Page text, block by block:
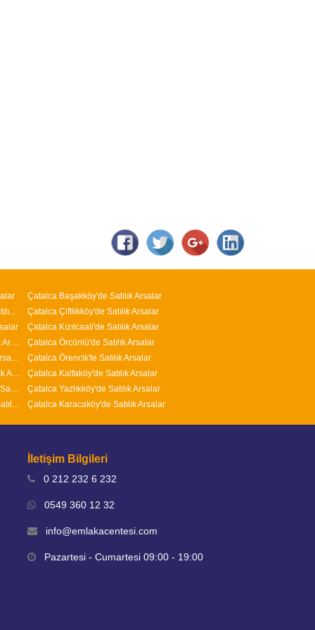
Arnavutköy M.Kemal Paşa Mahallesi'nde Satılık Arsalar
Arnavutköy Nenehatun Mahallesi'nde Satılık Arsalar
Arnavutköy İslambey Mahallesi'nde Satılık Arsalar
Arnavutköy Yavuz Selim Mahallesi'nde Satılık Arsalar
Arnavutköy Adnan Menderes Mahallesi'nde Satılık Arsalar
Arnavutköy ( Taşoluk ) Fatih Mahallesi'nde Satılık Arsalar
Çatalca Başakköy'de Satılık Arsalar
Çatalca Çiftlikköy'de Satılık Arsalar
Çatalca Kızılcaali'de Satılık Arsalar
Çatalca Örcünlü'de Satılık Arsalar
Çatalca Örencik'te Satılık Arsalar
Çatalca Kalfaköy'de Satılık Arsalar
Çatalca Yazlıkköy'de Satılık Arsalar
Çatalca Karacaköy'de Satılık Arsalar
İletişim Bilgileri
0 212 232 6 232
0549 360 12 32
info@emlakacentesi.com
Pazartesi - Cumartesi 09:00 - 19:00